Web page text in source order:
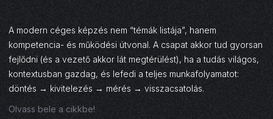
A modern céges képzés nem “témák listája”, hanem
kompetencia- és működési útvonal. A csapat akkor tud gyorsan
fejlődni (és a vezető akkor lát megtérülést), ha a tudás világos,
kontextusban gazdag, és lefedi a teljes munkafolyamatot:
döntés → kivitelezés → mérés → visszacsatolás.
Olvass bele a cikkbe!